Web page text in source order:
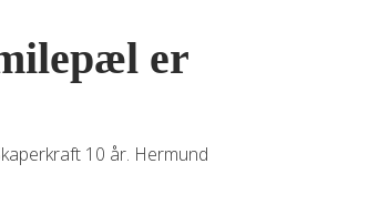
er
10 år. Hermund